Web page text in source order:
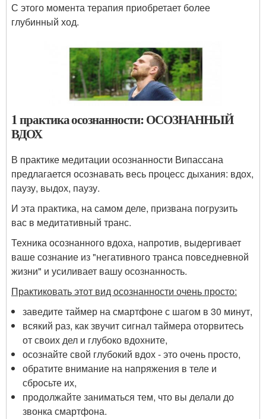
С этого момента терапия приобретает более
глубинный ход.
1 практика осознанности: ОСОЗНАННЫЙ
ВДОХ
В практике медитации осознанности Випассана
предлагается осознавать весь процесс дыхания: вдох,
паузу, выдох, паузу.
И эта практика, на самом деле, призвана погрузить
вас в медитативный транс.
Техника осознанного вдоха, напротив, выдергивает
ваше сознание из "негативного транса повседневной
жизни" и усиливает вашу осознанность.
Практиковать этот вид осознанности очень просто:
заведите таймер на смартфоне с шагом в 30 минут,
всякий раз, как звучит сигнал таймера оторвитесь
от своих дел и глубоко вдохните,
осознайте свой глубокий вдох - это очень просто,
обратите внимание на напряжения в теле и
сбросьте их,
продолжайте заниматься тем, что вы делали до
звонка смартфона.